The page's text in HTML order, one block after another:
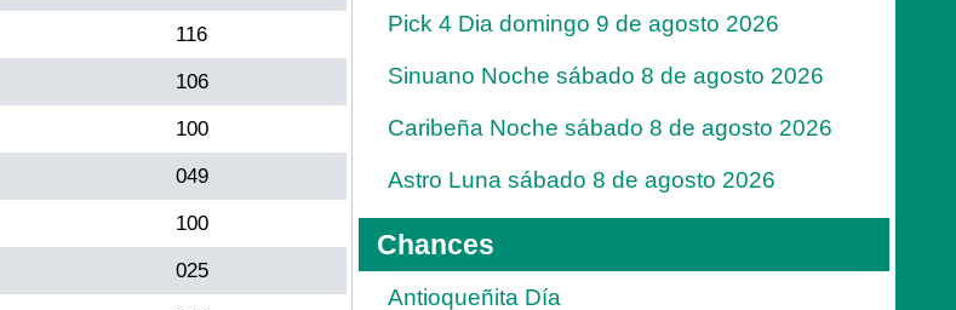
116
106
100
049
100
025
Pick 4 Dia domingo 9 de agosto 2026
Sinuano Noche sábado 8 de agosto 2026
Caribeña Noche sábado 8 de agosto 2026
Astro Luna sábado 8 de agosto 2026
Chances
Antioqueñita Día